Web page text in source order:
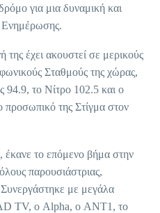
για μια δυναμική και
έχει ακουστεί σε μερικούς
Σταθμούς της χώρας,
το Νίτρο 102.5 και ο
της Στίγμα στον
έκανε το επόμενο βήμα στην
παρουσιάστριας,
με μεγάλα
TV, ο Alpha, ο ANT1, το